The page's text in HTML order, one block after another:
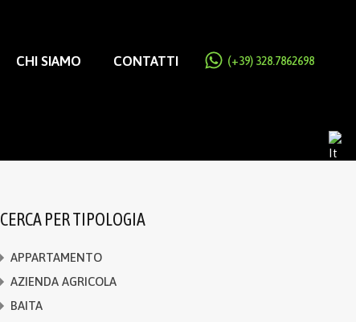
CHI SIAMO CONTATTI (+39) 328.7862698
CERCA PER TIPOLOGIA
APPARTAMENTO
AZIENDA AGRICOLA
BAITA